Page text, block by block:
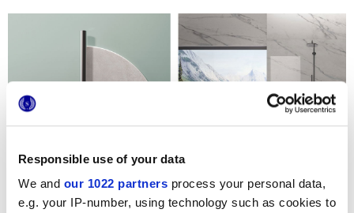
Responsible use of your data
We and our 1022 partners process your personal data,
e.g. your IP-number, using technology such as cookies to